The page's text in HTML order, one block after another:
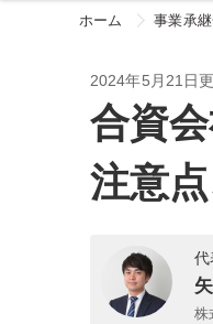
ホーム 事業承継
2024年5月21日
合資
注意
代
株